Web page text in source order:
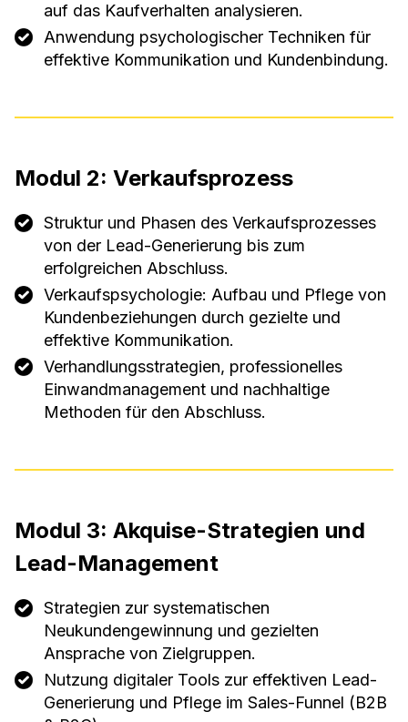
auf das Kaufverhalten analysieren.
Anwendung psychologischer Techniken für
effektive Kommunikation und Kundenbindung.
Modul 2: Verkaufsprozess
Struktur und Phasen des Verkaufsprozesses
von der Lead-Generierung bis zum
erfolgreichen Abschluss.
Verkaufspsychologie: Aufbau und Pflege von
Kundenbeziehungen durch gezielte und
effektive Kommunikation.
Verhandlungsstrategien, professionelles
Einwandmanagement und nachhaltige
Methoden für den Abschluss.
Modul 3: Akquise-Strategien und
Lead-Management
Strategien zur systematischen
Neukundengewinnung und gezielten
Ansprache von Zielgruppen.
Nutzung digitaler Tools zur effektiven Lead-
Generierung und Pflege im Sales-Funnel (B2B